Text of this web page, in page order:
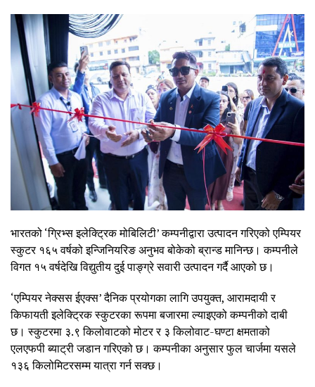
भारतको ‘ग्रिभ्स इलेक्ट्रिक मोबिलिटी’ कम्पनीद्वारा उत्पादन गरिएको एम्पियर
स्कुटर १६५ वर्षको इन्जिनियरिङ अनुभव बोकेको ब्रान्ड मानिन्छ। कम्पनीले
विगत १५ वर्षदेखि विद्युतीय दुई पाङ्ग्रे सवारी उत्पादन गर्दै आएको छ।
‘एम्पियर नेक्सस ईएक्स’ दैनिक प्रयोगका लागि उपयुक्त, आरामदायी र
किफायती इलेक्ट्रिक स्कुटरका रूपमा बजारमा ल्याइएको कम्पनीको दाबी
छ। स्कुटरमा ३.९ किलोवाटको मोटर र ३ किलोवाट-घण्टा क्षमताको
एलएफपी ब्याट्री जडान गरिएको छ। कम्पनीका अनुसार फुल चार्जमा यसले
१३६ किलोमिटरसम्म यात्रा गर्न सक्छ।